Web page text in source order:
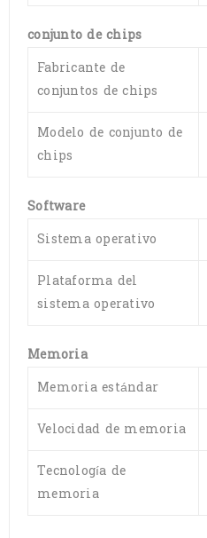
conjunto de chips
Fabricante de
conjuntos de chips
Modelo de conjunto de
chips
Software
Sistema operativo
Plataforma del
sistema operativo
Memoria
Memoria estándar
Velocidad de memoria
Tecnología de
memoria